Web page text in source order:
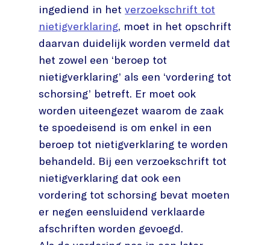
ingediend in het verzoekschrift tot
nietigverklaring, moet in het opschrift
daarvan duidelijk worden vermeld dat
het zowel een ‘beroep tot
nietigverklaring’ als een ‘vordering tot
schorsing’ betreft. Er moet ook
worden uiteengezet waarom de zaak
te spoedeisend is om enkel in een
beroep tot nietigverklaring te worden
behandeld. Bij een verzoekschrift tot
nietigverklaring dat ook een
vordering tot schorsing bevat moeten
er negen eensluidend verklaarde
afschriften worden gevoegd.